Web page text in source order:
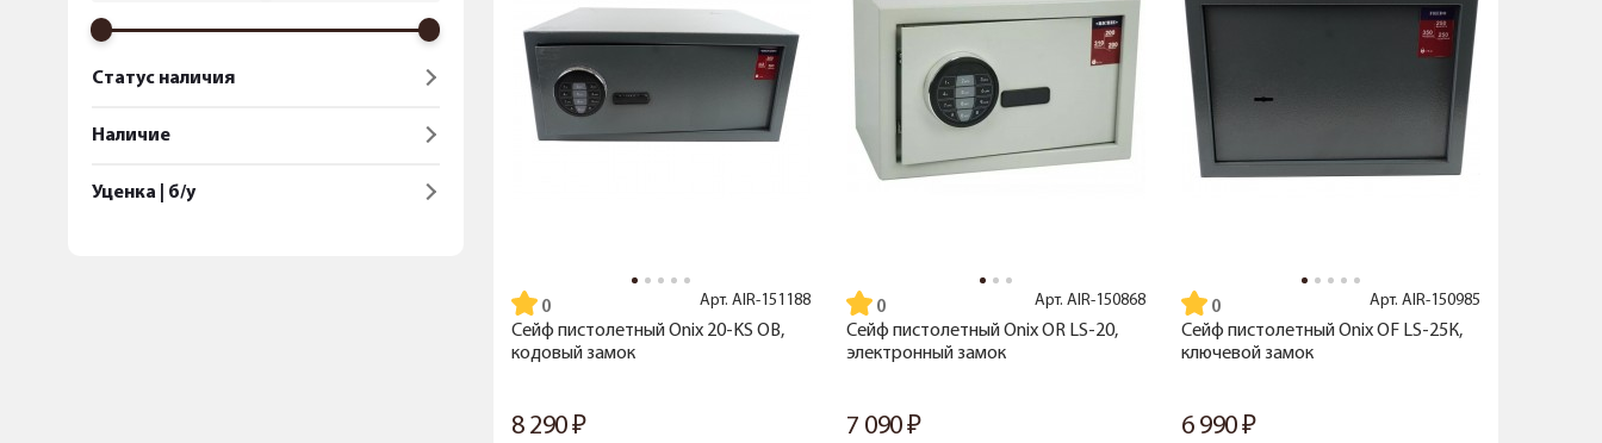
Статус наличия
Наличие
Уценка | б/у
Арт. AIR-151188
Сейф пистолетный Onix 20-KS OB,
кодовый замок
8 290
Арт. AIR-150868
Сейф пистолетный Onix OR LS-20,
электронный замок
7 090
Арт. AIR-150985
Сейф пистолетный Onix OF LS-25К,
ключевой замок
6 990